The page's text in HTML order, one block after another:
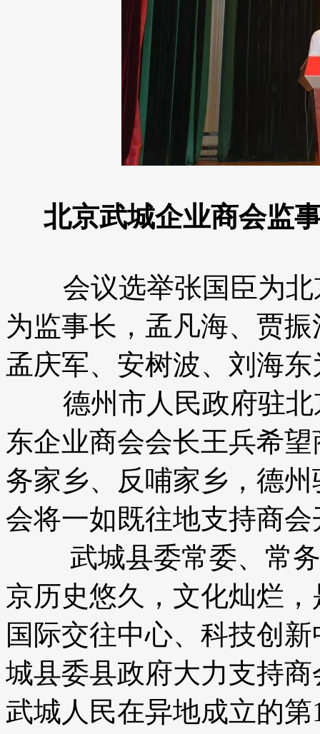
北京武城企业商会监
会议选举张国臣为北
为监事长，孟凡海、贾
孟庆军、安树波、刘海
德州市人民政府驻北
东企业商会会长王兵希
务家乡、反哺家乡，德
会将一如既往地支持商
武城县委常委、常务
京历史悠久，文化灿烂
国际交往中心、科技创
城县委县政府大力支持
武城人民在异地成立的